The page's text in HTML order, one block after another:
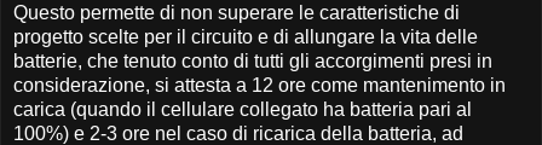
Questo permette di non superare le caratteristiche di
progetto scelte per il circuito e di allungare la vita delle
batterie, che tenuto conto di tutti gli accorgimenti presi in
considerazione, si attesta a 12 ore come mantenimento in
carica (quando il cellulare collegato ha batteria pari al
100%) e 2-3 ore nel caso di ricarica della batteria, ad